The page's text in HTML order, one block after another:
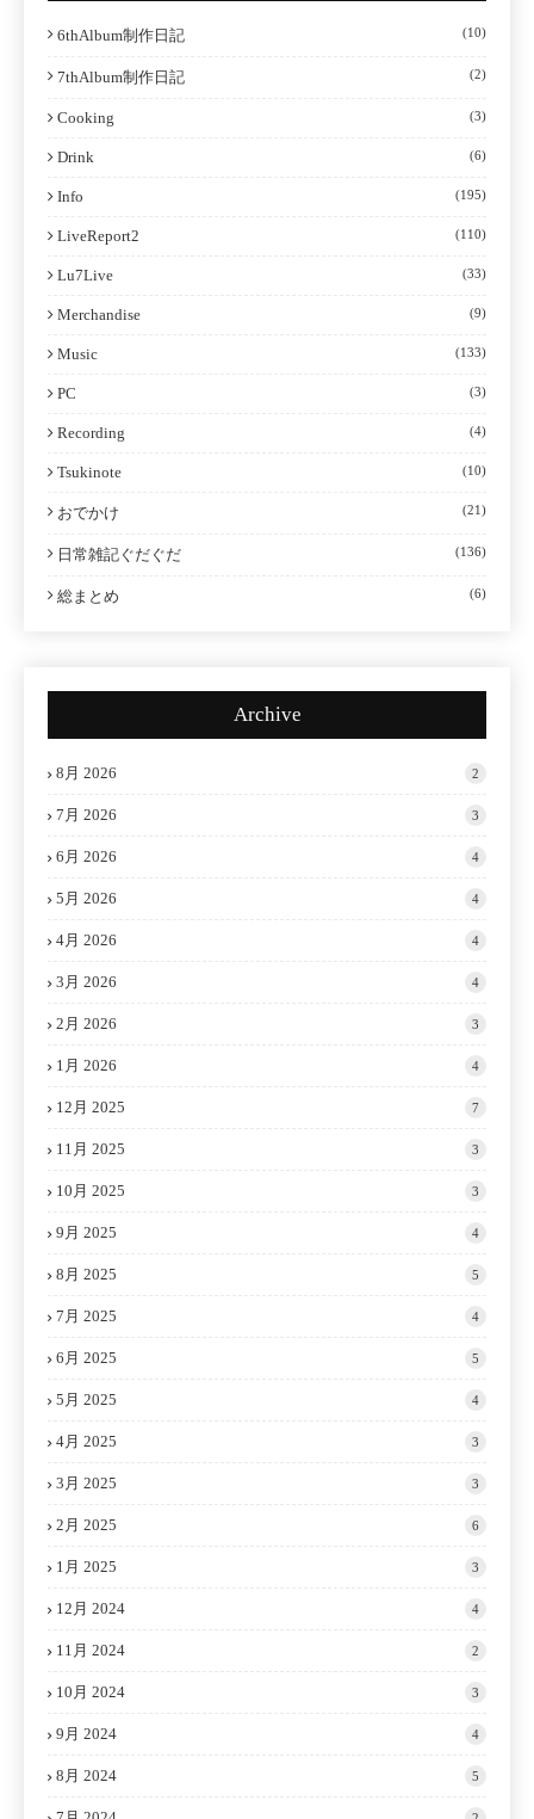
6thAlbum制作日記 (10)
7thAlbum制作日記 (2)
Cooking (3)
Drink (6)
Info (195)
LiveReport2 (110)
Lu7Live (33)
Merchandise (9)
Music (133)
PC (3)
Recording (4)
Tsukinote (10)
おでかけ (21)
日常雑記ぐだぐだ (136)
総まとめ (6)
Archive
8月 2026 2
7月 2026 3
6月 2026 4
5月 2026 4
4月 2026 4
3月 2026 4
2月 2026 3
1月 2026 4
12月 2025 7
11月 2025 3
10月 2025 3
9月 2025 4
8月 2025 5
7月 2025 4
6月 2025 5
5月 2025 4
4月 2025 3
3月 2025 3
2月 2025 6
1月 2025 3
12月 2024 4
11月 2024 2
10月 2024 3
9月 2024 4
8月 2024 5